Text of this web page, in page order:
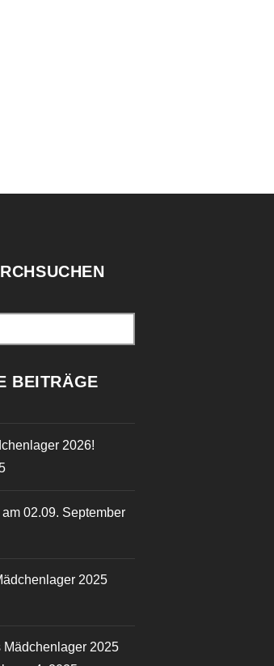
BEITRÄGE
2026!
02.09. September
2025
2025